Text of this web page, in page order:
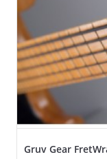
Gruv Gear